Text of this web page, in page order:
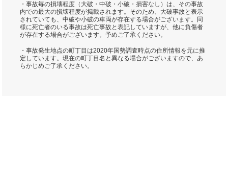
・事故毎の損壊程度（大破・中破・小破・損害なし）は、その事故
内での最大の損壊程度が掲載されます。そのため、大破事故と表示
されていても、中破や小破の車両が存在する場合がございます。同
様に死亡者のいる事故は死亡事故と表記していますが、他に負傷者
が存在する場合がございます。予めご了承ください。
・事故発生地点の町丁目は2020年国勢調査時点の住所情報を元に推
定しています。現在の町丁目名と異なる場合がございますので、あ
らかじめご了承ください。